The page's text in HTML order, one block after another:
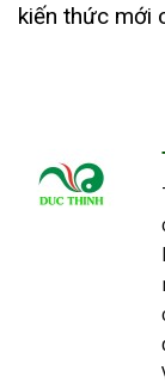
kiến thức mới